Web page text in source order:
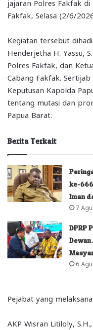
jajaran Polres Fakfak
Fakfak, Selasa (2/6/
Kegiatan tersebut
Henderjetha H. Yassu,
Polres Fakfak, dan
Cabang Fakfak.
Keputusan Kapolda
tentang mutasi dan
Papua Barat.
Berita Terkait
ke-
Iman
7
DPRP
6
Pejabat yang
AKP Wisran Litiloly,